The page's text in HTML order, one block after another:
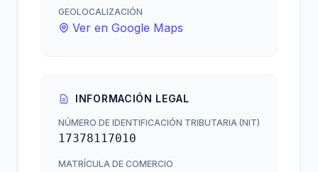
GEOLOCALIZACIÓN
Ver en Google Maps
INFORMACIÓN LEGAL
NÚMERO DE IDENTIFICACIÓN TRIBUTARIA (NIT)
17378117010
MATRÍCULA DE COMERCIO